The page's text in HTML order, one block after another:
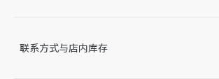
意大利制造
联系方式与店内库存